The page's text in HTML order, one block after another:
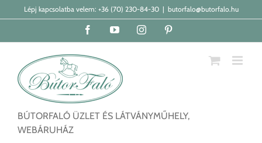
KihagyásLépj kapcsolatba velem: +36 (70) 230-84-30 | butorfalo@butorfalo.hu
FacebookYouTubeInstagram
BÚTORFALÓ ÜZLET ÉS LÁTVÁNYMŰHELY,
WEBÁRUHÁZ